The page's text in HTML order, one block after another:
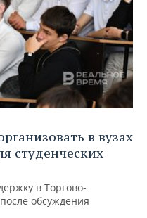
в вузах
студенческих
в Торгово-
обсуждения